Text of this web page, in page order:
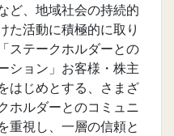
ど、地域社会の持続的
た活動に積極的に取り
ステークホルダーとの
ション」お客様・株主
はじめとする、さまざ
ホルダーとのコミュニ
重視し、一層の信頼と